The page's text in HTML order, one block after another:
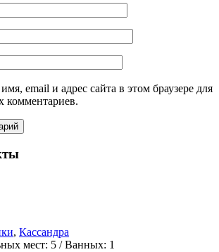
email и адрес сайта в этом браузере для
комментариев.
, Кассандра
мест: 5 /Ванных: 1